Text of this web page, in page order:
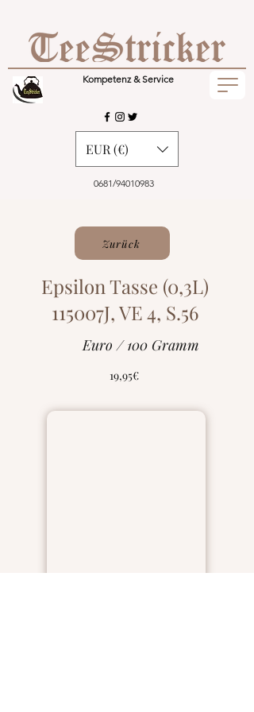
Kompetenz & Service
0681/94010983
EUR (€)
Zurück
Epsilon Tasse (0,3L)
115007J, VE 4, S.56
Euro / 100 Gramm
19,95€